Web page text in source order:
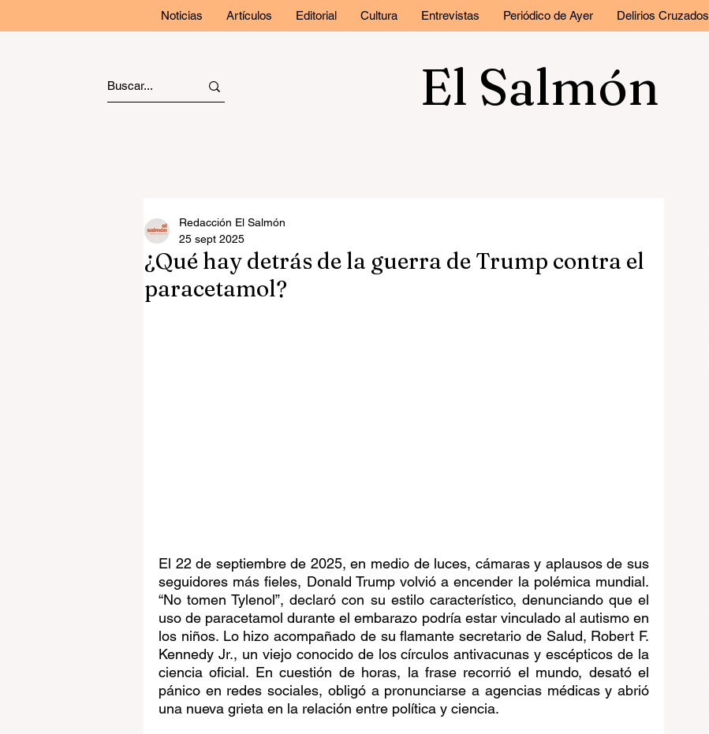
Noticias Artículos Editorial Cultura Entrevistas Periódico de Ayer Delirios Cruzados
El Salmón
¿Qué hay detrás de la guerra de Trump contra el
paracetamol?
Redacción El Salmón
25 sept 2025
El 22 de septiembre de 2025, en medio de luces, cámaras y aplausos de sus
seguidores más fieles, Donald Trump volvió a encender la polémica mundial.
“No tomen Tylenol”, declaró con su estilo característico, denunciando que el
uso de paracetamol durante el embarazo podría estar vinculado al autismo en
los niños. Lo hizo acompañado de su flamante secretario de Salud, Robert F.
Kennedy Jr., un viejo conocido de los círculos antivacunas y escépticos de la
ciencia oficial. En cuestión de horas, la frase recorrió el mundo, desató el
pánico en redes sociales, obligó a pronunciarse a agencias médicas y abrió
una nueva grieta en la relación entre política y ciencia.